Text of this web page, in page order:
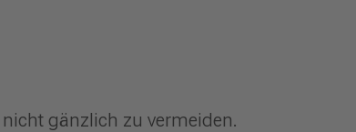
gänzlich zu vermeiden.